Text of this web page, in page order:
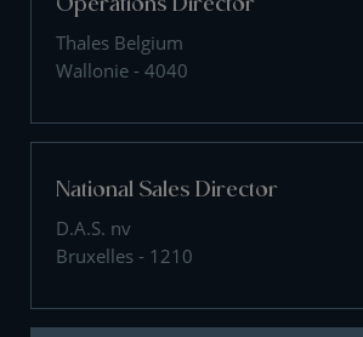
Thales Belgium
Wallonie - 4040
National Sales Director
D.A.S. nv
Bruxelles - 1210